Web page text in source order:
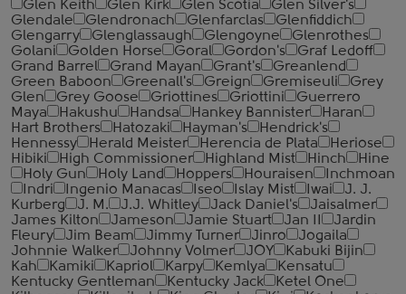
Glen Keith
Glen Kirk Glen Scotia
Glen Silver's
Glendale
Glendronach Glenfarclas
Glenfiddich
Glengarry
Glenglassaugh Glengoyne
Glenrothes
Golani
Golden Horse Goral Gordon's
Graf Ledoff
Grand Barrel
Grand Mayan Grant's
Greanlend
Green Baboon
Greenall's Greign Gremiseuli
Grey
Glen
Grey Goose Griottines Griottini
Guerrero
Maya
Hakushu Handsa Hankey Bannister
Haran
Hart Brothers
Hatozaki Hayman's
Hendrick's
Hennessy
Herald Meister Herencia de Plata
Heriose
Hibiki
High Commissioner Highland Mist Hinch
Hine
Holy Gun
Holy Land Hoppers Houraisen
Inchmoan
Indri
Ingenio Manacas Iseo Islay Mist Iwai
J. J.
Kurberg
J. M. J.J. Whitley Jack Daniel's
Jaisalmer
James Kilton
Jameson Jamie Stuart Jan II
Jardin
Fleury
Jim Beam Jimmy Turner Jinro
Jogaila
Johnnie Walker
Johnny Volmer JOY
Kabuki Bijin
Kah
Kamiki Kapriol Karpy Kemlya
Kensatu
Kentucky Gentleman
Kentucky Jack
Ketel One